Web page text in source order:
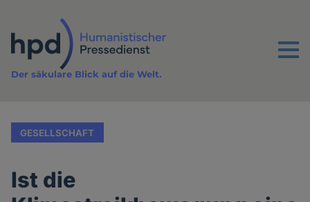
Inhalt
Menu
Der säkulare Blick auf die Welt.
GESELLSCHAFT
Ist die